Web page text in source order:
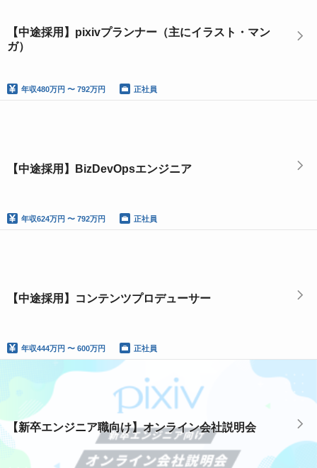
【中途採用】pixivプランナー（主にイラスト・マン
ガ）
年収480万円 〜 792万円 正社員
【中途採用】BizDevOpsエンジニア
年収624万円 〜 792万円 正社員
【中途採用】コンテンツプロデューサー
年収444万円 〜 600万円 正社員
【新卒エンジニア職向け】オンライン会社説明会